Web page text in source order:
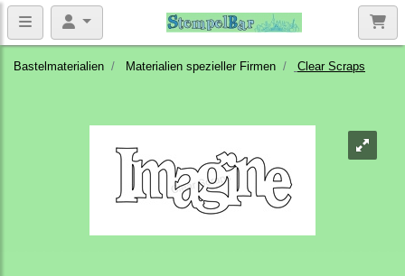
Bastelmaterialien Materialien spezieller Firmen Clear Scraps